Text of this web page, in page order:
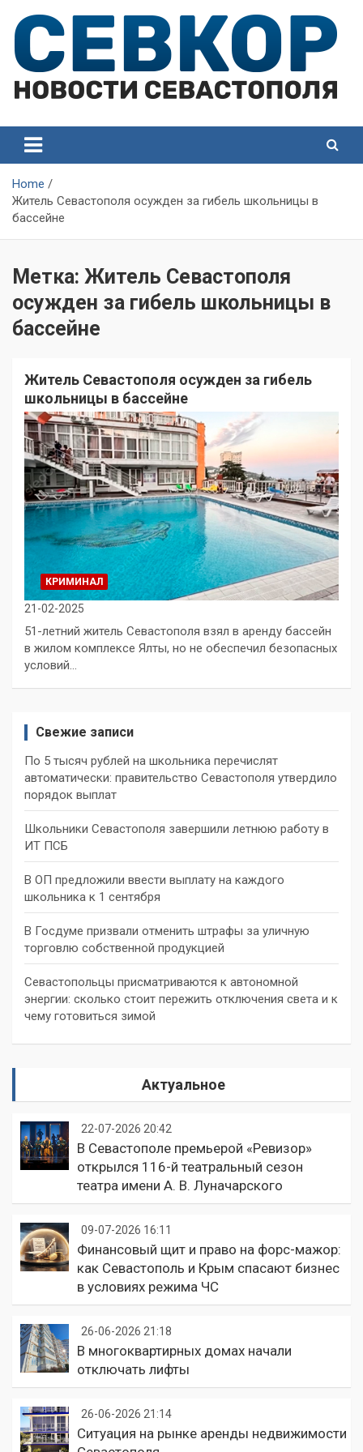
content
Севастополя
Севастополя
Home
Житель Севастополя осужден за гибель школьницы в
бассейне
Метка: Житель Севастополя
осужден за гибель школьницы в
бассейне
Житель Севастополя осужден за гибель
школьницы в бассейне
КРИМИНАЛ
21-02-2025
51-летний житель Севастополя взял в аренду бассейн
в жилом комплексе Ялты, но не обеспечил безопасных
условий…
Свежие записи
По 5 тысяч рублей на школьника перечислят
автоматически: правительство Севастополя утвердило
порядок выплат
Школьники Севастополя завершили летнюю работу в
ИТ ПСБ
В ОП предложили ввести выплату на каждого
школьника к 1 сентября
В Госдуме призвали отменить штрафы за уличную
торговлю собственной продукцией
Севастопольцы присматриваются к автономной
энергии: сколько стоит пережить отключения света и к
чему готовиться зимой
Актуальное
22-07-2026 20:42
В Севастополе премьерой «Ревизор»
открылся 116-й театральный сезон
театра имени А. В. Луначарского
09-07-2026 16:11
Финансовый щит и право на форс-мажор:
как Севастополь и Крым спасают бизнес
в условиях режима ЧС
26-06-2026 21:18
В многоквартирных домах начали
отключать лифты
26-06-2026 21:14
Ситуация на рынке аренды недвижимости